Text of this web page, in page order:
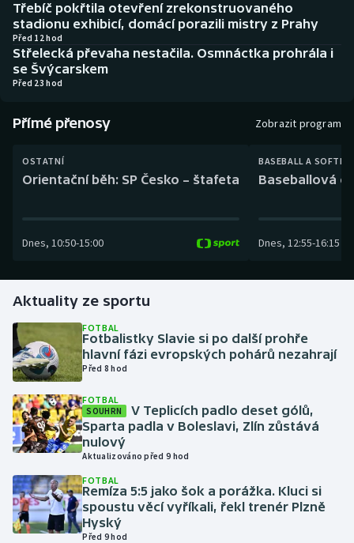
Biatlon
Boby a skeleton
Dostihy
Futsal
Gymnastika
Házená
Jezdectví
Judo
Krasobruslení
Lezení
Aplikace ČT sport
AZ kvíz
Třebíč pokřtila otevření zrekonstruovaného
stadionu exhibicí, domácí porazili mistry z Prahy
Před 12 hod
Střelecká převaha nestačila. Osmnáctka prohrála i
se Švýcarskem
Před 23 hod
Přímé přenosy Zobrazit program
OSTATNÍ
Orientační běh: SP Česko – štafeta
Dnes, 10:50-15:00
BASEBALL A
Baseballová
Dnes, 12:55-16:15
Aktuality ze sportu
FOTBAL
Fotbalistky Slavie si po další prohře
hlavní fázi evropských pohárů nezahrají
Před 8 hod
FOTBAL
SOUHRN
V Teplicích padlo deset gólů,
Sparta padla v Boleslavi, Zlín zůstává
nulový
Aktualizováno před 9 hod
FOTBAL
Remíza 5:5 jako šok a porážka. Kluci si
spoustu věcí vyříkali, řekl trenér Plzně
Hyský
Před 9 hod